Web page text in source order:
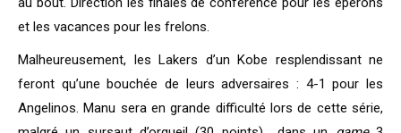
et les vacances pour les frelons.
Malheureusement, les Lakers d’un Kobe resplendissant ne
feront qu’une bouchée de leurs adversaires : 4-1 pour les
Angelinos. Manu sera en grande difficulté lors de cette série,